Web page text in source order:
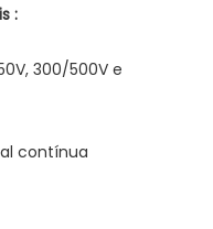
300/500V e
contínua